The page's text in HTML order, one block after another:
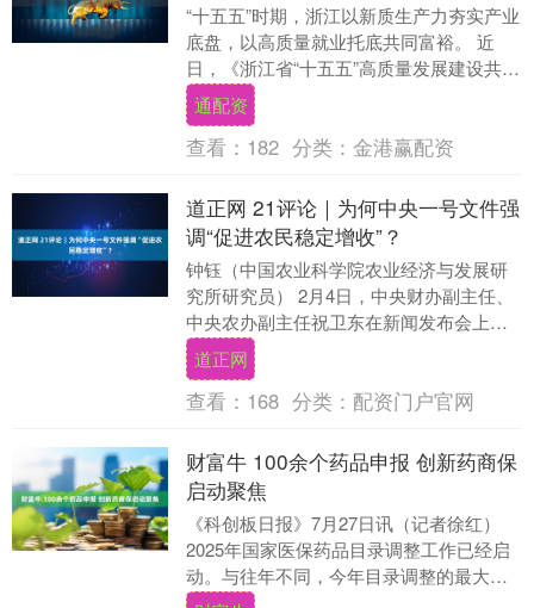
“十五五”时期，浙江以新质生产力夯实产业
底盘，以高质量就业托底共同富裕。 近
日，《浙江省“十五五”高质量发展建设共同
富裕示范区规划（征求意见稿）》（以下
简称《征....
通配资
查看： 182 分类： 金港赢配资
道正网 21评论｜为何中央一号文件强
调“促进农民稳定增收”？
钟钰（中国农业科学院农业经济与发展研
究所研究员） 2月4日，中央财办副主任、
中央农办副主任祝卫东在新闻发布会上表
示，近年来，农民收入稳定增长，城乡居
民收入倍差持....
道正网
查看： 168 分类： 配资门户官网
财富牛 100余个药品申报 创新药商保
启动聚焦
《科创板日报》7月27日讯（记者徐红）
2025年国家医保药品目录调整工作已经启
动。与往年不同，今年目录调整的最大焦
点莫过于将增设商业健康保险创新药品目